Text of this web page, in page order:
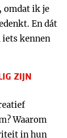
omdat ik je
En dát
kennen
ZIJN
Waarom
in hun